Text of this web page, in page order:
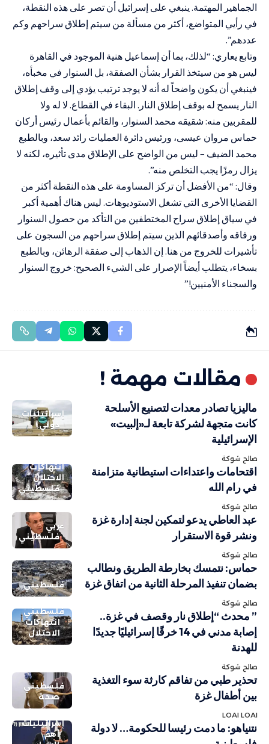
الجماهير المهتمة. ينبغي على إسرائيل أن تصر على هذه النقطة،
في رأيي المتواضع، أكثر من مسألة من سيتم إطلاق سراحهم وكم
عددهم”.
وتابع يعاري: “لذلك، بما أن إسماعيل هنية الموجود في القاهرة
ليس هو من سيتخذ القرار بشأن الصفقة، بل السنوار في مخبأه،
فينبغي أن يكون واضحاً له أنه لا يوجد ترتيب يؤدي إلى وقف إطلاق
النار يسمح له بوقف إطلاق النار. البقاء في القطاع. لا له ولا
للمقربين منه: شقيقه محمد السنوار، والقائم بأعمال رئيس أركان
حماس مروان عيسى، ورئيس دائرة العمليات رائد سعد، وبالطبع
محمد الضيف – ليس من الواضح على الإطلاق مدى تأثيره، لكنه لا
يزال رمزًا يجب التخلص منه”.
وقال: “من الأفضل أن تركز المساومة على هذه النقطة أكثر من
القضايا الأخرى التي تشغل الاستوديوهات. ليس هناك أهمية أكبر
في سياق إطلاق سراح المختطفين من التأكد من حصول السنوار
ورفاقه وأصدقائهم الذين سيتم إطلاق سراحهم من السجون على
تأشيرات للخروج من هنا. إن الذهاب إلى صفقة الرهائن، وبالطبع
بسخاء، يتطلب أيضاً الإصرار على الشيء الصحيح: خروج السنوار
والسجناء الأمنيين!”
مقالات مهمة !
إسرائيليات
دولي
ماليزيا تصادر معدات لتصنيع الأسلحة
كانت متجهة لشركة تابعة لـ«إلبيت»
الإسرائيلية
صالح شوكة
انتهاكات
الاحتلال
فلسطيني
اقتحامات واعتداءات استيطانية متزامنة
في رام الله
صالح شوكة
عربي
فلسطيني
عبد العاطي يدعو لتمكين لجنة إدارة غزة
ونشر قوة الاستقرار
صالح شوكة
فلسطيني
حماس: نتمسك بخارطة الطريق ونطالب
بضمان تنفيذ المرحلة الثانية من اتفاق غزة
صالح شوكة
فلسطيني
انتهاكات
الاحتلال
” محدث “إطلاق نار وقصف في غزة..
إصابة مدني في 14 خرقًا إسرائيليًا جديدًا
للهدنة
صالح شوكة
فلسطيني
صحة
تحذير طبي من تفاقم كارثة سوء التغذية
بين أطفال غزة
LOAI LOAI
إسرائيليات
أهم
نتنياهو: ما دمت رئيسا للحكومة… لا دولة